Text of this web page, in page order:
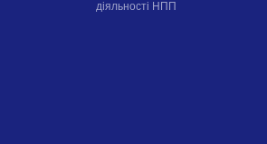
діяльності НПП